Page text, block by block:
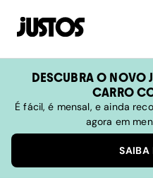
DESCUBRA O NOVO
CARRO
É fácil, é mensal, e ainda
agora em
SAIBA